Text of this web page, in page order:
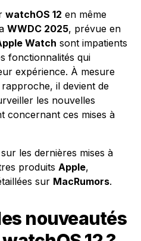
watchOS 12 en même
WWDC 2025, prévue en
Watch sont impatients
fonctionnalités qui
expérience. À mesure
rapproche, il devient de
les nouvelles
concernant ces mises à
les dernières mises à
produits Apple,
sur MacRumors.
nouveautés